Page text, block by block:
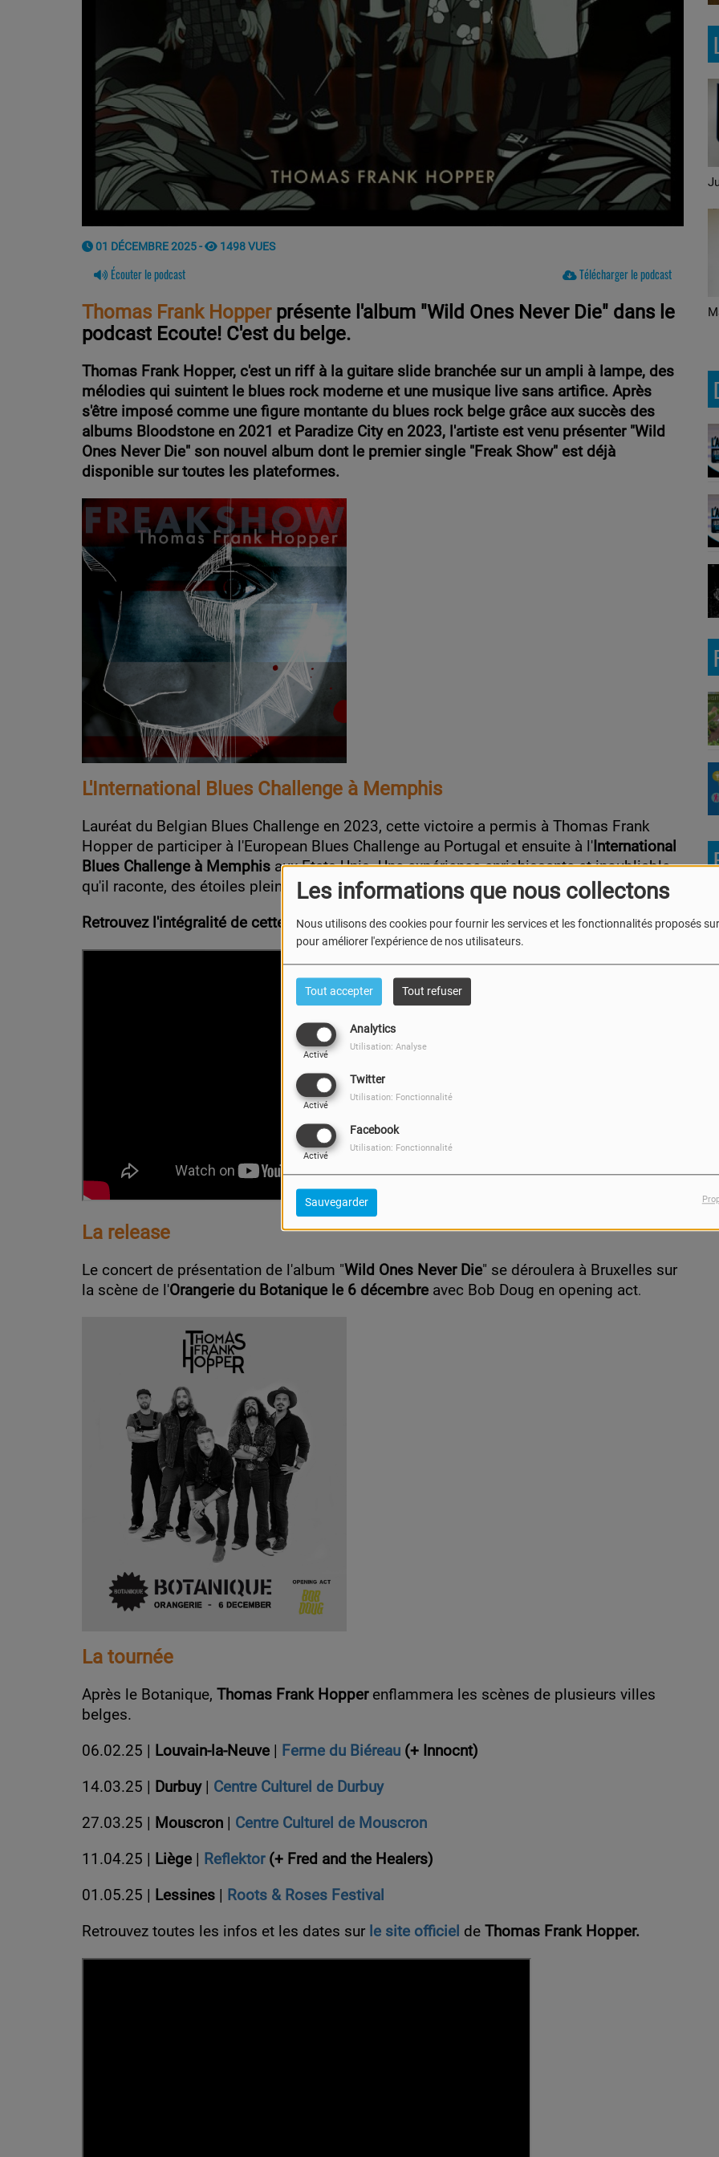
Les informations que nous collectons
Nous utilisons des cookies pour fournir les services et les fonctionnalités proposés
pour améliorer l'expérience de nos utilisateurs.
Tout accepter Tout refuser
Analytics
Activé
Utilisation: Analyse
Twitter
Activé
Utilisation: Fonctionnalité
Facebook
Activé
Utilisation: Fonctionnalité
Sauvegarder
01 DÉCEMBRE 2025 - 1498 VUES
Écouter le podcast Télécharger le podcast
Thomas Frank Hopperprésente l'album "Wild Ones Never Die" dans le
podcast Ecoute! C'est du belge.
Thomas Frank Hopper, c'est un riff à la guitare slide branchée sur un ampli à lampe, des
mélodies qui suintent le blues rock moderne et une musique live sans artifice. Après
s'être imposé comme une figure montante du blues rock belge grâce aux succès des
albums Bloodstone en 2021 et Paradize City en 2023, l'artiste est venu présenter "Wild
Ones Never Die" son nouvel album dont le premier single "Freak Show" est déjà
disponible sur toutes les plateformes.
L'International Blues Challenge à Memphis
Lauréat du Belgian Blues Challenge en 2023, cette victoire a permis à Thomas Frank
Hopper de participer à l'European Blues Challenge au Portugal et ensuite à l' International
Blues Challenge à Memphis aux Etats-Unis. Une expérience enrichissante et inoubliable
qu'il raconte, des étoiles plein les yeux, au micro de notre animateur Mike Guerlement.
Retrouvez l'intégralité de cette interview dans cette vidéo ou enpodcast audio
La release
Le concert de présentation de l'album "Wild Ones Never Die" se déroulera à Bruxelles sur
la scène de l'Orangerie du Botanique le 6 décembre avec Bob Doug en opening act.
La tournée
Après le Botanique, Thomas Frank Hopperenflammera les scènes de plusieurs villes
belges.
06.02.25 | Louvain-la-Neuve Ferme du Biéreau (+ Innocnt)
14.03.25 Durbuy| Centre Culturel de Durbuy
27.03.25 | Mouscron Centre Culturel de Mouscron
11.04.25 | Liège Reflektor(+ Fred and the Healers)
01.05.25 | Lessines Roots & Roses Festival
Retrouvez toutes les infos et les dates sur le site officiel de Thomas Frank Hopper.
Le Brunch avec Mike et
Maité
Ecoute! C'est du belge